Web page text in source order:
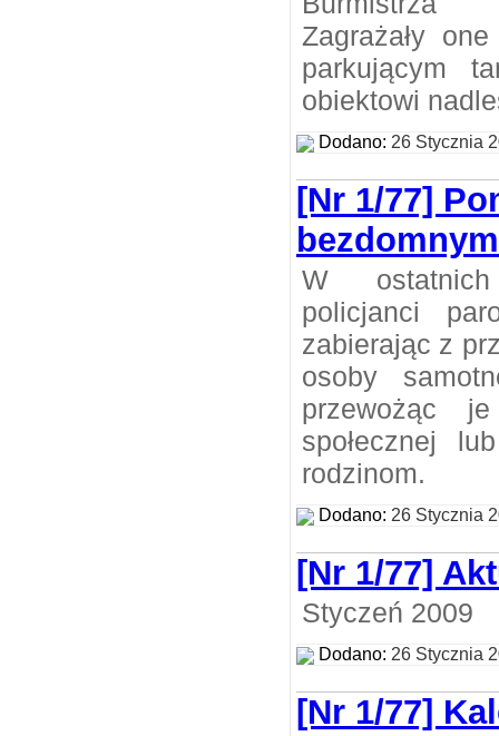
Zagrażały
parkującym
obiektowi
Dodano: 26 Stycznia
[Nr 1/77]
W
policjanci
zabierając z
osoby
przewożąc
społecznej
rodzinom.
Dodano: 26 Stycznia
[Nr 1/77]
Styczeń 2009
Dodano: 26 Stycznia
[Nr 1/77]